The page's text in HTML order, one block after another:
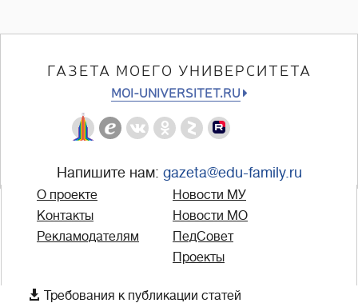
ГАЗЕТА МОЕГО УНИВЕРСИТЕТА
MOI-UNIVERSITET.RU
Напишите нам: gazeta@edu-family.ru
О проекте
Контакты
Рекламодателям
Новости МУ
Новости МО
ПедСовет
Проекты
 Требования к публикации статей